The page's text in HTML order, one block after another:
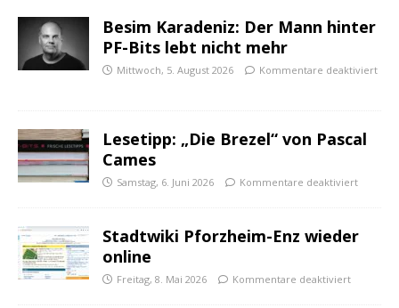
Besim Karadeniz: Der Mann hinter
PF-Bits lebt nicht mehr
Mittwoch, 5. August 2026 Kommentare deaktiviert
Lesetipp: „Die Brezel“ von Pascal
Cames
Samstag, 6. Juni 2026 Kommentare deaktiviert
Stadtwiki Pforzheim-Enz wieder
online
Freitag, 8. Mai 2026 Kommentare deaktiviert